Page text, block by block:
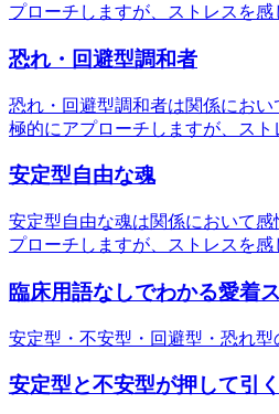
プローチしますが、ストレスを
恐れ・回避型調和者
恐れ・回避型調和者は関係にお
極的にアプローチしますが、ス
安定型自由な魂
安定型自由な魂は関係において
プローチしますが、ストレスを
臨床用語なしでわかる愛着
安定型・不安型・回避型・恐れ
安定型と不安型が押して引